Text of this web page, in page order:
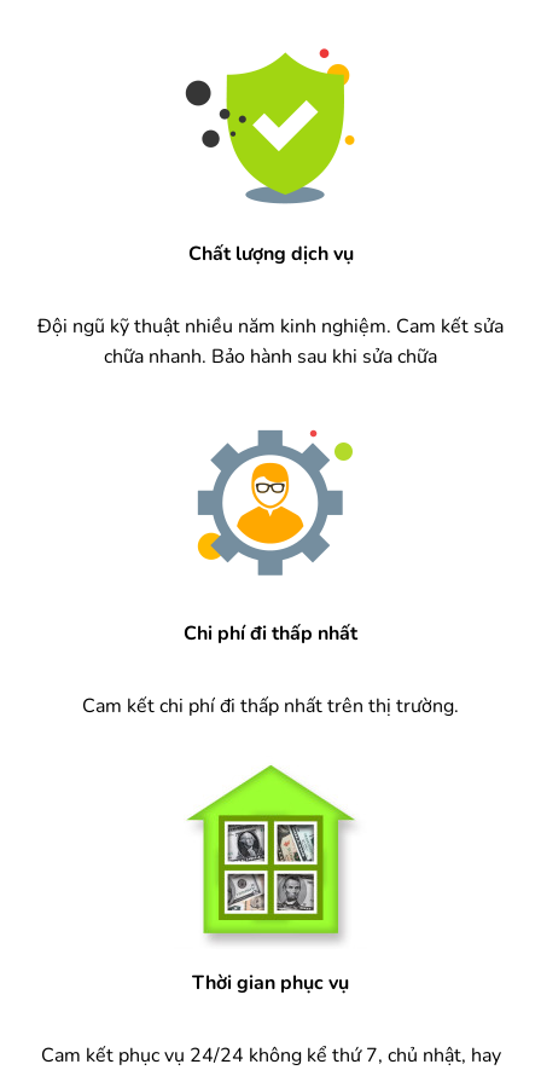
Chất lượng dịch vụ
Đội ngũ kỹ thuật nhiều năm kinh nghiệm. Cam kết sửa
chữa nhanh. Bảo hành sau khi sửa chữa
Chi phí đi thấp nhất
Cam kết chi phí đi thấp nhất trên thị trường.
Thời gian phục vụ
Cam kết phục vụ 24/24 không kể thứ 7, chủ nhật, hay